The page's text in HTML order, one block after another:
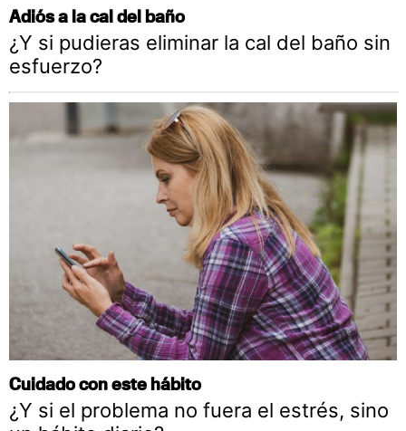
Adiós a la cal del baño
¿Y si pudieras eliminar la cal del baño sin
esfuerzo?
Cuidado con este hábito
¿Y si el problema no fuera el estrés, sino